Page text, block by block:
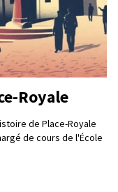
Royale
de Place-Royale
de cours de l'École